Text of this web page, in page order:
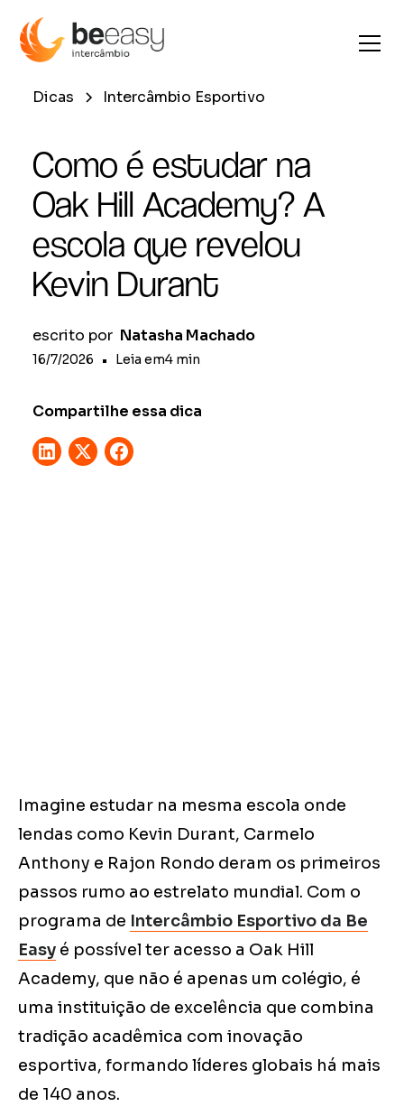
Dicas Intercâmbio Esportivo
Como é estudar na
Oak Hill Academy? A
escola que revelou
Kevin Durant
escrito por Natasha Machado
16/7/2026 • Leia em4 min
Compartilhe essa dica
Imagine estudar na mesma escola onde
lendas como Kevin Durant, Carmelo
Anthony e Rajon Rondo deram os primeiros
passos rumo ao estrelato mundial. Com o
programa de Intercâmbio Esportivo da Be
Easy é possível ter acesso a Oak Hill
Academy, que não é apenas um colégio, é
uma instituição de excelência que combina
tradição acadêmica com inovação
esportiva, formando líderes globais há mais
de 140 anos.